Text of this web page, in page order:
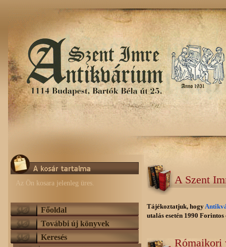
Az Ön kosara jelenleg üres.
Főoldal
További új könyvek
Keresés
A Szent
Tájékoztatjuk, hogy
utalás esetén 1990
Rómaikori